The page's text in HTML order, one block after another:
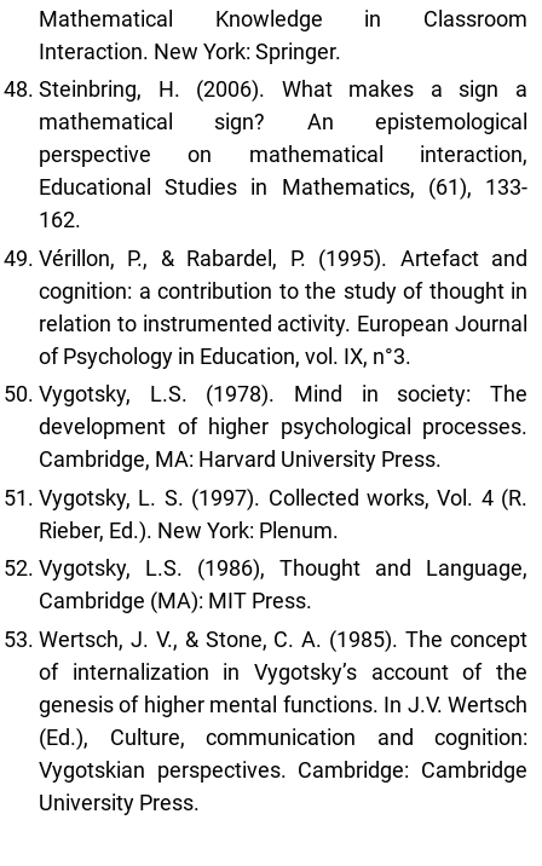
Mathematical Knowledge in Classroom
Interaction. New York: Springer.
Steinbring, H. (2006). What makes a sign a
mathematical sign? An epistemological
perspective on mathematical interaction,
Educational Studies in Mathematics, (61), 133-
162.
Vérillon, P., & Rabardel, P. (1995). Artefact and
cognition: a contribution to the study of thought in
relation to instrumented activity. European Journal
of Psychology in Education, vol. IX, n°3.
Vygotsky, L.S. (1978). Mind in society: The
development of higher psychological processes.
Cambridge, MA: Harvard University Press.
Vygotsky, L. S. (1997). Collected works, Vol. 4 (R.
Rieber, Ed.). New York: Plenum.
Vygotsky, L.S. (1986), Thought and Language,
Cambridge (MA): MIT Press.
Wertsch, J. V., & Stone, C. A. (1985). The concept
of internalization in Vygotsky’s account of the
genesis of higher mental functions. In J.V. Wertsch
(Ed.), Culture, communication and cognition:
Vygotskian perspectives. Cambridge: Cambridge
University Press.